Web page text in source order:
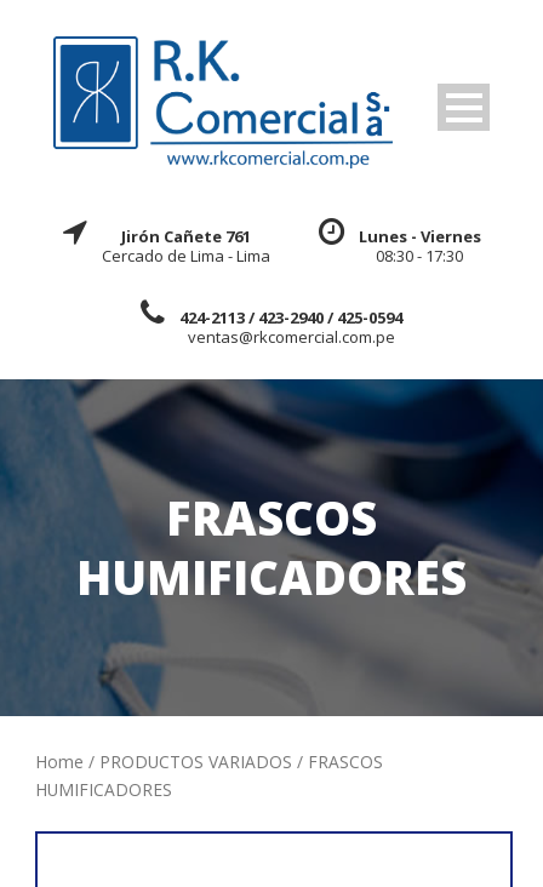
Jirón Cañete 761
Cercado de Lima - Lima
Lunes - Viernes
08:30 - 17:30
424-2113 / 423-2940 / 425-0594
ventas@rkcomercial.com.pe
FRASCOS
HUMIFICADORES
Home / PRODUCTOS VARIADOS / FRASCOS
HUMIFICADORES